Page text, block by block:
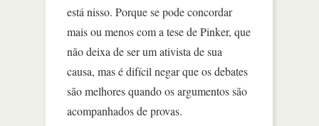
está nisso. Porque se pode concordar
mais ou menos com a tese de Pinker, que
não deixa de ser um ativista de sua
causa, mas é difícil negar que os debates
são melhores quando os argumentos são
acompanhados de provas.